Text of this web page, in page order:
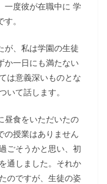
一度彼が在職中に 学
。
が、私は学園の生徒
か一日にも満たない
は意義深いものとな
いて話します。
昼食をいただいたの
の授業はありません
ごそうかと思い、初
通しました。それか
のですが、生徒の姿